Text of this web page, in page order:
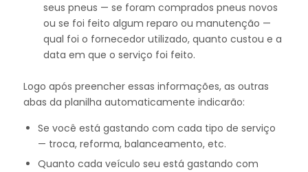
seus pneus — se foram comprados pneus novos
ou se foi feito algum reparo ou manutenção —
qual foi o fornecedor utilizado, quanto custou e a
data em que o serviço foi feito.
Logo após preencher essas informações, as outras
abas da planilha automaticamente indicarão:
Se você está gastando com cada tipo de serviço
— troca, reforma, balanceamento, etc.
Quanto cada veículo seu está gastando com